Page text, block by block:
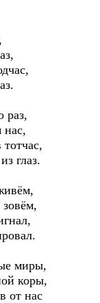
раз,
нас,
глаз.
миры,
коры,
от нас